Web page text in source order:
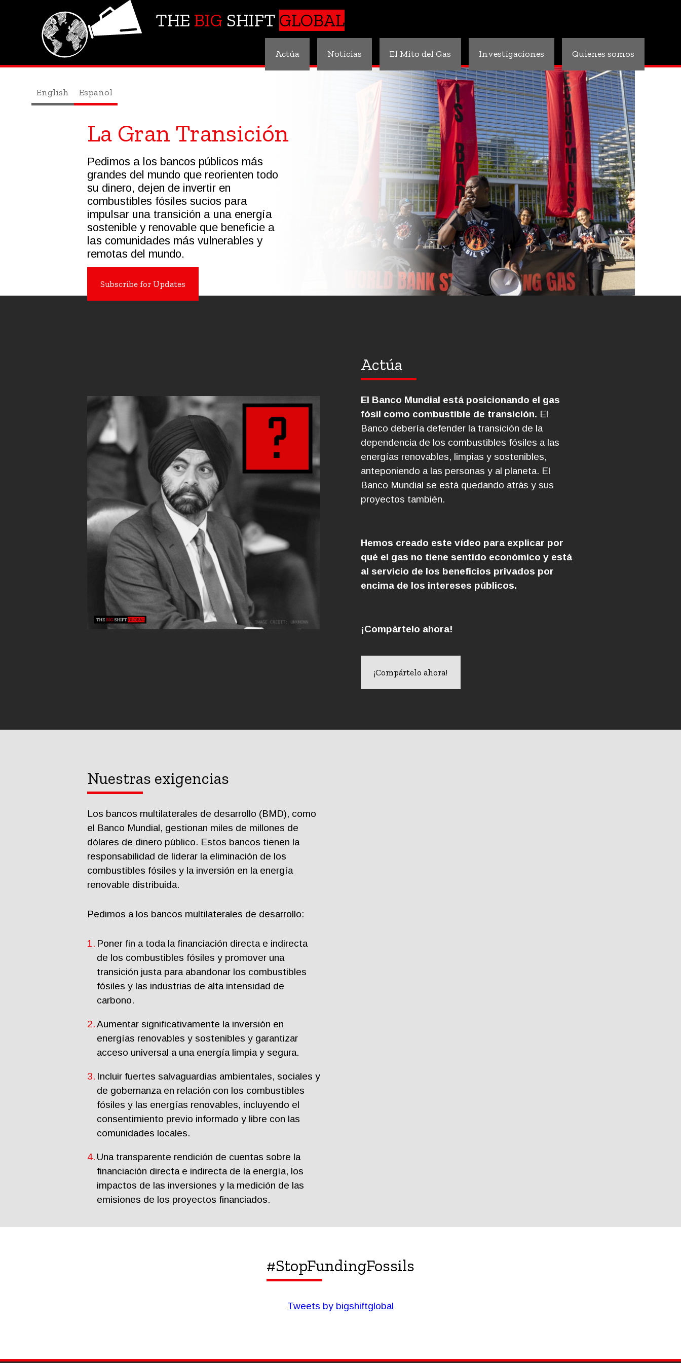
THE BIG SHIFT GLOBAL
Actúa Noticias El Mito del Gas Investigaciones Quienes somos
English Español
La Gran Transición
Pedimos a los bancos públicos más
grandes del mundo que reorienten todo
su dinero, dejen de invertir en
combustibles fósiles sucios para
impulsar una transición a una energía
sostenible y renovable que beneficie a
las comunidades más vulnerables y
remotas del mundo.
Subscribe for Updates
Actúa
El Banco Mundial está posicionando el gas
fósil como combustible de transición. El
Banco debería defender la transición de la
dependencia de los combustibles fósiles a las
energías renovables, limpias y sostenibles,
anteponiendo a las personas y al planeta. El
Banco Mundial se está quedando atrás y sus
proyectos también.
Hemos creado este vídeo para explicar por
qué el gas no tiene sentido económico y está
al servicio de los beneficios privados por
encima de los intereses públicos.
¡Compártelo ahora!
¡Compártelo ahora!
Nuestras exigencias
Los bancos multilaterales de desarrollo (BMD), como
el Banco Mundial, gestionan miles de millones de
dólares de dinero público. Estos bancos tienen la
responsabilidad de liderar la eliminación de los
combustibles fósiles y la inversión en la energía
renovable distribuida.
Pedimos a los bancos multilaterales de desarrollo:
Poner fin a toda la financiación directa e indirecta
de los combustibles fósiles y promover una
transición justa para abandonar los combustibles
fósiles y las industrias de alta intensidad de
carbono.
Aumentar significativamente la inversión en
energías renovables y sostenibles y garantizar
acceso universal a una energía limpia y segura.
Incluir fuertes salvaguardias ambientales, sociales y
de gobernanza en relación con los combustibles
fósiles y las energías renovables, incluyendo el
consentimiento previo informado y libre con las
comunidades locales.
Una transparente rendición de cuentas sobre la
financiación directa e indirecta de la energía, los
impactos de las inversiones y la medición de las
emisiones de los proyectos financiados.
#StopFundingFossils
Tweets by bigshiftglobal